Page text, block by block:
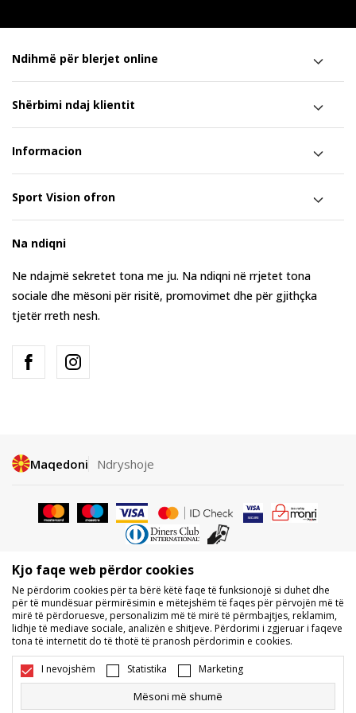
Ndihmë për blerjet online
Shërbimi ndaj klientit
Informacion
Sport Vision ofron
Na ndiqni
Ne ndajmë sekretet tona me ju. Na ndiqni në rrjetet tona
sociale dhe mësoni për risitë, promovimet dhe për gjithçka
tjetër rreth nesh.
Maqedoni Ndryshoje
Nuk lejohet shkarkimi ose përdorimi i përmbajtjes nga faqet e internetit
të BDS.MK, pjesërisht ose tërësisht, dhe i referohet logove, markave
tregtare, përmbajtjes komerciale, as caktimi i tyre palëve të treta,
publikimi i tyre publikisht ose përdorimi i tyre për ndonjë për qëllime, pa
pëlqimin me shkrim të BDS.MK DOOEL.
Ne përpiqemi të jemi sa më të saktë në përshkrimin e produktit, foton
dhe vetë çmimin, por nuk mund të garantojmë që të gjitha informacionet
të jenë të plota dhe pa gabime. Të gjitha produktet e shfaqura në faqe
janë pjesë e ofertës sonë, por nuk kuptohet që ato duhet të jenë të
disponueshme gjatë gjithë kohës. Disponueshmërinë e produkteve mund
Kjo faqe web përdor cookies
Ne përdorim cookies për ta bërë këtë faqe të funksionojë si duhet dhe
për të mundësuar përmirësimin e mëtejshëm të faqes për përvojën më të
mirë të përdoruesve, personalizim më të mirë të përmbajtjes, reklamim,
lidhje të mediave sociale, analizën e shitjeve. Përdorimi i zgjeruar i faqeve
tona të internetit do të thotë të pranosh përdorimin e cookies.
I nevojshëm Statistika Marketing
Mësoni më shumë